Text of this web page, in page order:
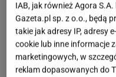
IAB, jak również Agora
Gazeta.pl sp. z o.o., będą
takie jak adresy IP, adresy
cookie lub inne informacje
marketingowych, w
reklam dopasowanych do